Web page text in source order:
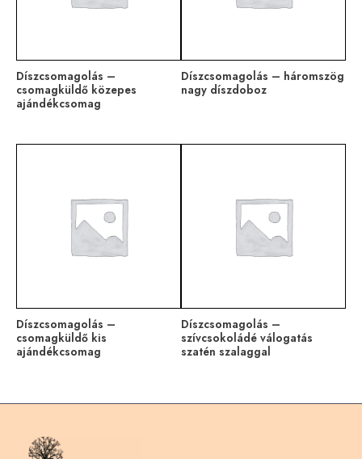
Díszcsomagolás –
csomagküldő közepes
ajándékcsomag
Díszcsomagolás – háromszög
nagy díszdoboz
Díszcsomagolás –
csomagküldő kis
ajándékcsomag
Díszcsomagolás –
szívcsokoládé válogatás
szatén szalaggal